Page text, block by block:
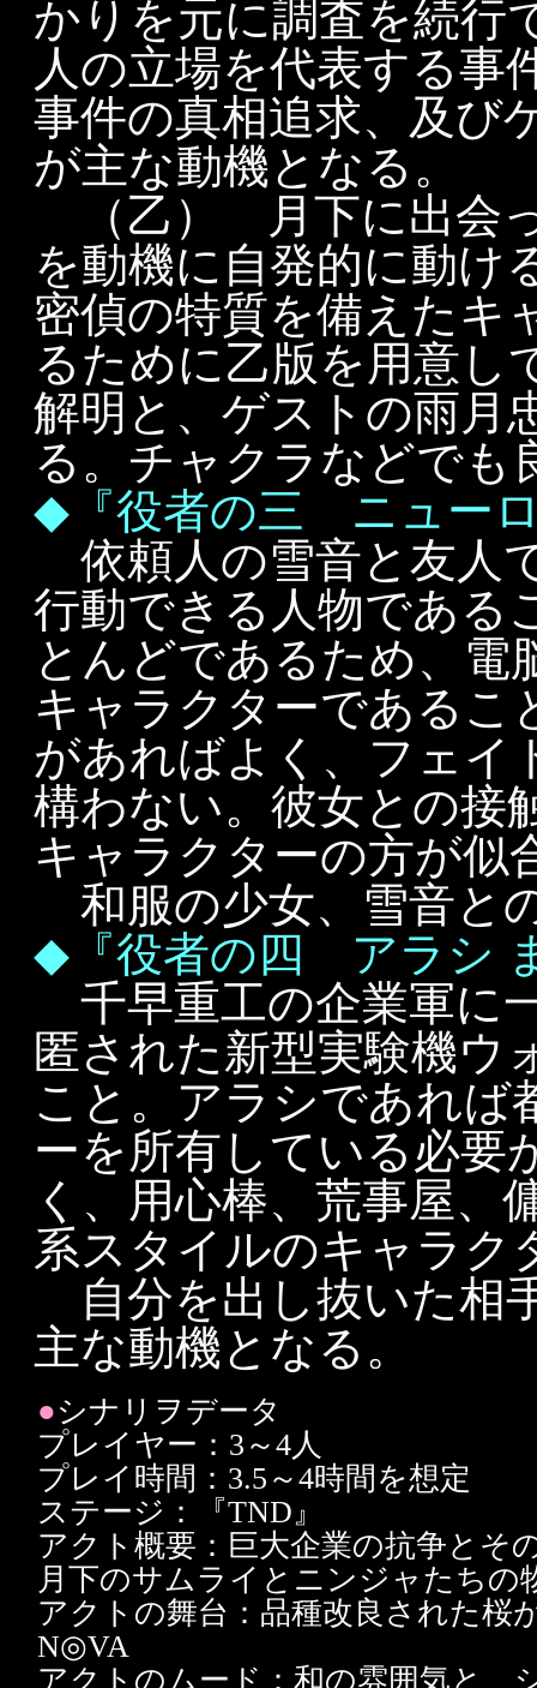
かりを元に調査を続行
人の立場を代表する事
事件の真相追求、及び
が主な動機となる。
（乙） 月下に出会
を動機に自発的に動け
密偵の特質を備えたキ
るために乙版を用意し
解明と、ゲストの雨月
る。チャクラなどでも
◆『役者の三 ニュー
依頼人の雪音と友人
行動できる人物である
とんどであるため、電
キャラクターであるこ
があればよく、フェイ
構わない。彼女との接
キャラクターの方が似
和服の少女、雪音と
◆『役者の四 アラシ
千早重工の企業軍に
匿された新型実験機ウ
こと。アラシであれば
ーを所有している必要
く、用心棒、荒事屋、
系スタイルのキャラク
自分を出し抜いた相
主な動機となる。
●シナリヲデータ
プレイヤー：3～4人
プレイ時間：3.5～4時間を想定
ステージ：『TND』
アクト概要：巨大企業の抗争とそ
月下のサムライとニンジャたちの
アクトの舞台：品種改良された桜
N◎VA
アクトのムード：和の雰囲気と、